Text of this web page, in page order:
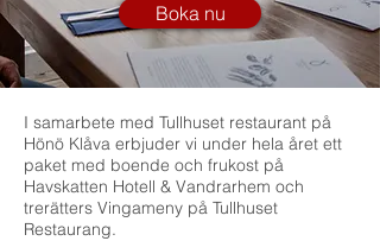
Boka nu
I samarbete med Tullhuset restaurant på
Hönö Klåva erbjuder vi under hela året ett
paket med boende och frukost på
Havskatten Hotell & Vandrarhem och
trerätters Vingameny på Tullhuset
Restaurang.